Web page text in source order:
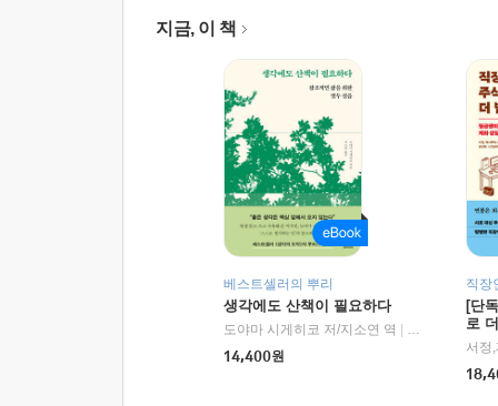
지금, 이 책
베스트셀러의 뿌리
생각에도 산책이 필요하다
도야마 시게히코 저/지소연 역
알에이치코리
14,400원
직장
[단
로